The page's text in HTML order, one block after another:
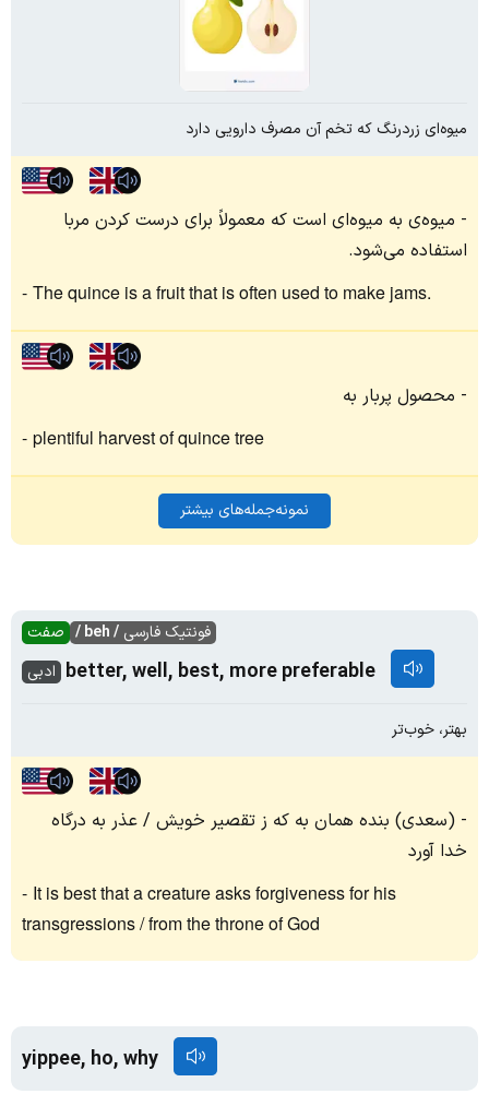
میوه‌ای زردرنگ که تخم آن مصرف دارویی دارد
میوه‌ی به میوه‌ای است که معمولاً برای درست کردن مربا
استفاده می‌شود.
The quince is a fruit that is often used to make jams.
محصول پربار به
plentiful harvest of quince tree
نمونه‌جمله‌های بیشتر
صفت فونتیک فارسی / beh /
ادبی better, well, best, more preferable
بهتر، خوب‌تر
(سعدی) بنده همان به که ز تقصیر خویش / عذر به درگاه
خدا آورد
It is best that a creature asks forgiveness for his
transgressions / from the throne of God
yippee, ho, why